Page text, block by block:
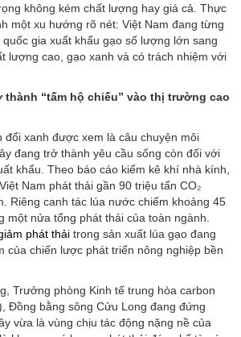
không kém chất lượng hay giá cả. Thực
một xu hướng rõ nét: Việt Nam đang từng
gia xuất khẩu gạo số lượng lớn sang
lượng cao, gạo xanh và có trách nhiệm với
thành “tấm hộ chiếu” vào thị trường cao
đổi xanh được xem là câu chuyện môi
đang trở thành yêu cầu sống còn đối với
khẩu. Theo báo cáo kiểm kê khí nhà kính,
Nam phát thải gần 90 triệu tấn CO₂
Riêng canh tác lúa nước chiếm khoảng 45
một nửa tổng phát thải của toàn ngành.
phát thải trong sản xuất lúa gạo đang
của chiến lược phát triển nông nghiệp bền
Trưởng phòng Kinh tế trung hòa carbon
Đồng bằng sông Cửu Long đang đứng
vừa là vùng chịu tác động nặng nề của